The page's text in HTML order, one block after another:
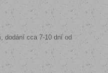
dodání cca 7-10 dní od